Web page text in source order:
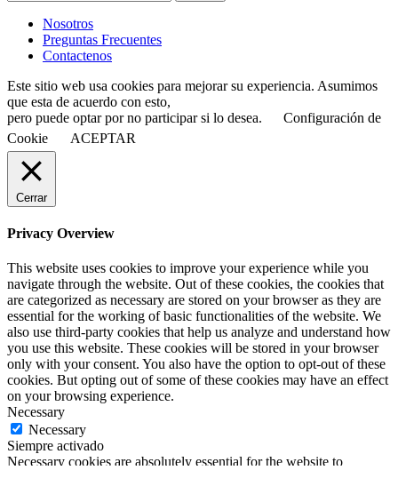
Nosotros
Preguntas Frecuentes
Contactenos
Este sitio web usa cookies para mejorar su experiencia. Asumimos
que esta de acuerdo con esto,
pero puede optar por no participar si lo desea.
Configuración de
Cookie
ACEPTAR
Cerrar
Privacy Overview
This website uses cookies to improve your experience while you
navigate through the website. Out of these cookies, the cookies that
are categorized as necessary are stored on your browser as they are
essential for the working of basic functionalities of the website. We
also use third-party cookies that help us analyze and understand how
you use this website. These cookies will be stored in your browser
only with your consent. You also have the option to opt-out of these
cookies. But opting out of some of these cookies may have an effect
on your browsing experience.
Necessary
Necessary
Siempre activado
Necessary cookies are absolutely essential for the website to